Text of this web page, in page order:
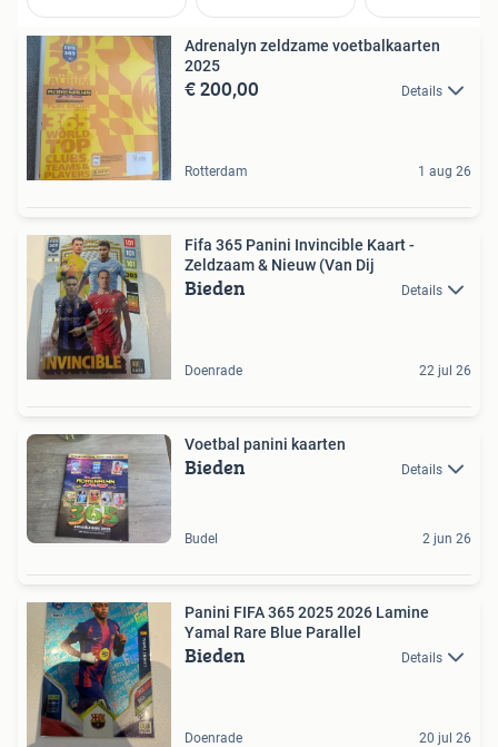
Adrenalyn zeldzame voetbalkaarten
2025
€ 200,00 Details
Rotterdam 1 aug 26
Fifa 365 Panini Invincible Kaart -
Zeldzaam & Nieuw (Van Dij
Bieden Details
Doenrade 22 jul 26
Voetbal panini kaarten
Bieden Details
Budel 2 jun 26
Panini FIFA 365 2025 2026 Lamine
Yamal Rare Blue Parallel
Bieden Details
Doenrade 20 jul 26